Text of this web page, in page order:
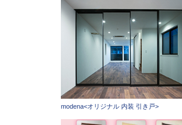
modena<オリジナル 内装 引き戸>